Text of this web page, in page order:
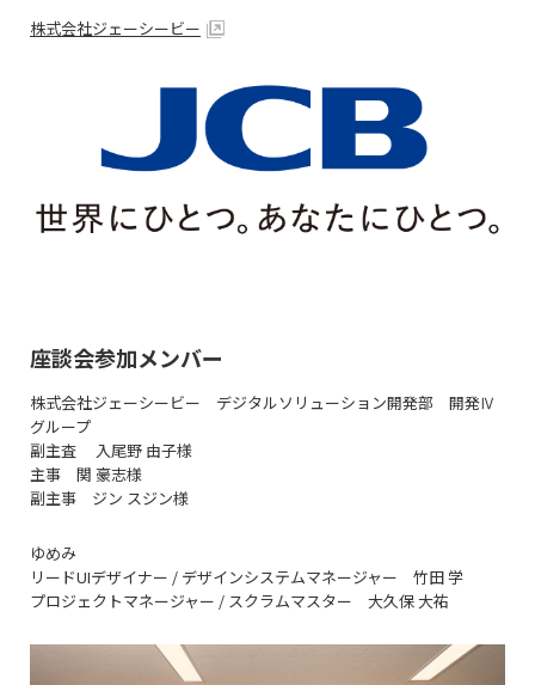
株式会社ジェーシービー
座談会参加メンバー
株式会社ジェーシービー デジタルソリューション開発部 開発Ⅳ
グループ
副主査 入尾野 由子様
主事 関 豪志様
副主事 ジン スジン様
ゆめみ
リードUIデザイナー / デザインシステムマネージャー 竹田 学
プロジェクトマネージャー / スクラムマスター 大久保 大祐